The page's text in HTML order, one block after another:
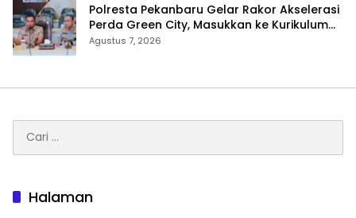
Polresta Pekanbaru Gelar Rakor Akselerasi
Perda Green City, Masukkan ke Kurikulum
Sekolah
Agustus 7, 2026
untuk:
Halaman